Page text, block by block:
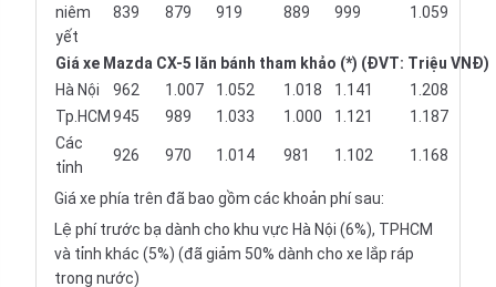
niêm
yết
839 879 919 889 999 1.059
Giá xe Mazda CX-5 lăn bánh tham khảo (*) (ĐVT: Triệu VNĐ)
Hà Nội
962 1.007 1.052 1.018 1.141
1.208
Tp.HCM 945 989 1.033 1.000 1.121
1.187
Các
tỉnh
926 970 1.014 981 1.102 1.168
Giá xe phía trên đã bao gồm các khoản phí sau:
Lệ phí trước bạ dành cho khu vực Hà Nội (6%), TPHCM
và tỉnh khác (5%) (đã giảm 50% dành cho xe lắp ráp
trong nước)